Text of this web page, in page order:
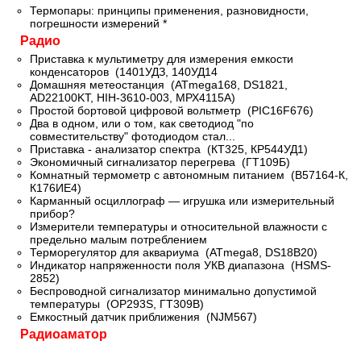
Термопары: принципы применения, разновидности,
погрешности измерений *
Радио
Приставка к мультиметру для измерения емкости
конденсаторов (1401УДЗ, 140УД14
Домашняя метеостанция (ATmega168, DS1821,
AD22100KT, HIH-3610-003, МРХ4115А)
Простой бортовой цифровой вольтметр (PIC16F676)
Два в одном, или о том, как светодиод "по
совместительству" фотодиодом стал...
Приставка - анализатор спектра (КТ325, КР544УД1)
Экономичный сигнализатор перегрева (ГТ109Б)
Комнатный термометр с автономным питанием (В57164-К,
К176ИЕ4)
Карманный осциллограф — игрушка или измерительный
прибор?
Измерители температуры и относительной влажности с
предельно малым потреблением
Терморегулятор для аквариума (ATmega8, DS18B20)
Индикатор напряженности поля УКВ диапазона (HSMS-
2852)
Беспроводной сигнализатор минимально допустимой
температуры (OP293S, ГТ309В)
Емкостный датчик приближения (NJM567)
Радиоаматор